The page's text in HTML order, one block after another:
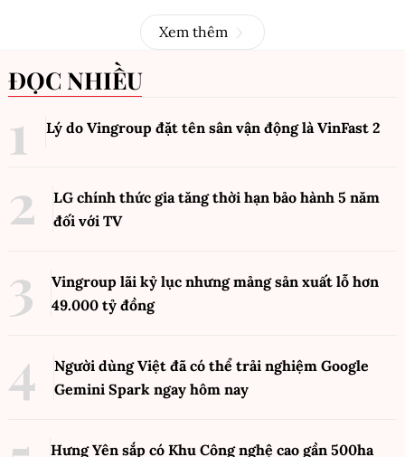
Xem thêm
ĐỌC NHIỀU
Lý do Vingroup đặt tên sân vận động là VinFast 2
LG chính thức gia tăng thời hạn bảo hành 5 năm
đối với TV
Vingroup lãi kỷ lục nhưng mảng sản xuất lỗ hơn
49.000 tỷ đồng
Người dùng Việt đã có thể trải nghiệm Google
Gemini Spark ngay hôm nay
Hưng Yên sắp có Khu Công nghệ cao gần 500ha